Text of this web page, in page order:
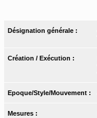
Désignation générale :
Création / Exécution :
Epoque/Style/Mouvement :
Mesures :